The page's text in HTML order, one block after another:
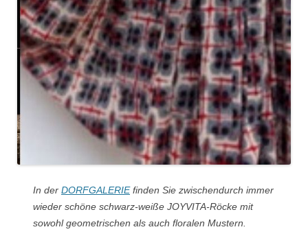
In der DORFGALERIEfinden Sie zwischendurch immer
wieder schöne schwarz-weiße JOYVITA-Röcke mit
sowohl geometrischen als auch floralen Mustern.